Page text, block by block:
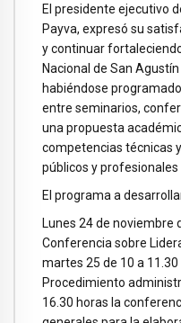
El presidente ejecutivo
Payva, expresó su
y continuar
Nacional de San
habiéndose
entre seminarios,
una propuesta
competencias técnicas
públicos y profesionales
El programa a
Lunes 24 de noviembre
Conferencia sobre
martes 25 de 10 a
Procedimiento
16.30 horas la